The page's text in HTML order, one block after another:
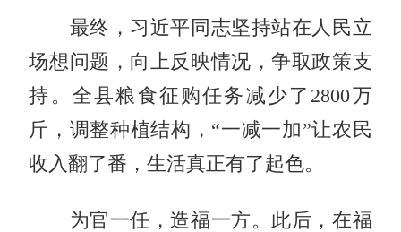
最终，习近平同志坚持站在人民立
场想问题，向上反映情况，争取政策支
持。全县粮食征购任务减少了2800万
斤，调整种植结构，“一减一加”让农民
收入翻了番，生活真正有了起色。
为官一任，造福一方。此后，在福